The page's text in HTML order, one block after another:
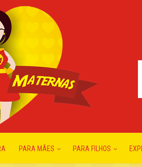
PARA MÃES PARA FILHOS